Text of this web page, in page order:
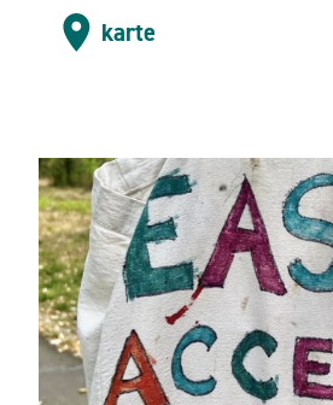
karte